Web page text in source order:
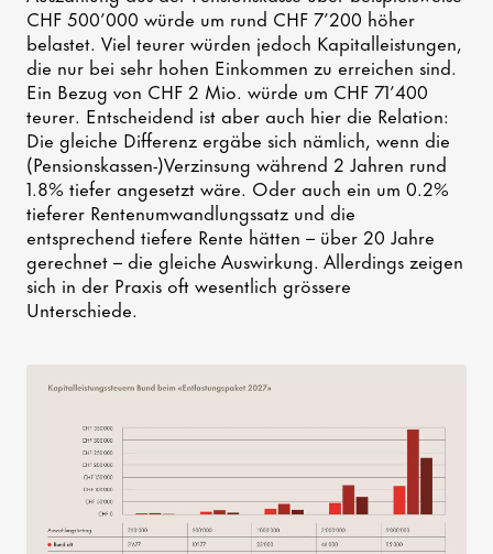
CHF 500’000 würde um rund CHF 7’200 höher
belastet. Viel teurer würden jedoch Kapitalleistungen,
die nur bei sehr hohen Einkommen zu erreichen sind.
Ein Bezug von CHF 2 Mio. würde um CHF 71’400
teurer. Entscheidend ist aber auch hier die Relation:
Die gleiche Differenz ergäbe sich nämlich, wenn die
(Pensionskassen-)Verzinsung während 2 Jahren rund
1.8% tiefer angesetzt wäre. Oder auch ein um 0.2%
tieferer Rentenumwandlungssatz und die
entsprechend tiefere Rente hätten – über 20 Jahre
gerechnet – die gleiche Auswirkung. Allerdings zeigen
sich in der Praxis oft wesentlich grössere
Unterschiede.